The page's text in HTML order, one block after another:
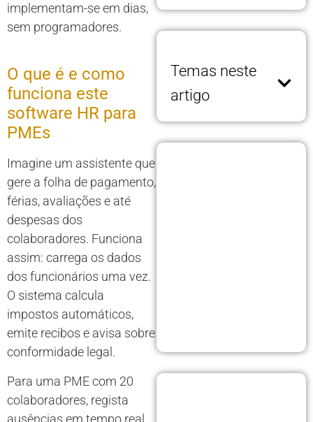
implementam-se em dias,
sem programadores.
O que é e como
funciona este
software HR para
PMEs
Imagine um assistente que
gere a folha de pagamento,
férias, avaliações e até
despesas dos
colaboradores. Funciona
assim: carrega os dados
dos funcionários uma vez.
O sistema calcula
impostos automáticos,
emite recibos e avisa sobre
conformidade legal.
Para uma PME com 20
colaboradores, regista
ausências em tempo real.
Temas neste
artigo